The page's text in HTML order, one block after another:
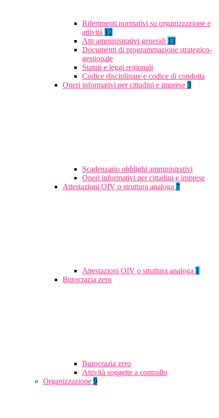
Riferimenti normativi su organizzazione e
attività 12
Atti amministrativi generali 13
Documenti di programmazione strategico-
gestionale
Statuti e leggi regionali
Codice disciplinare e codice di condotta
Oneri informativi per cittadini e imprese 3
Scadenzario obblighi amministrativi
Oneri informativi per cittadini e imprese
Attestazioni OIV o struttura analoga 7
Attestazioni OIV o struttura analoga 1
Burocrazia zero
Burocrazia zero
Attività soggette a controllo
Organizzazione 9